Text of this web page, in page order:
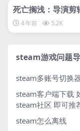
网
死亡搁浅：导演剪
EATH
CTOR’S CUT
4 年前 5.2K
steam游戏问题
steam多账号切换
steam客户端下载
steam社区 即可推
steam怎么离线